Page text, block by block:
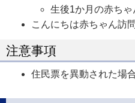
生後1か月の赤ちゃ
こんにちは赤ちゃん訪
注意事項
住民票を異動された場